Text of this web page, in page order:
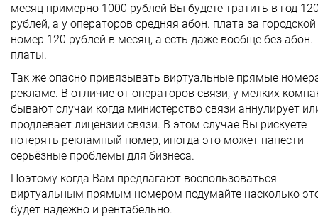
месяц примерно 1000 рублей Вы будете тратить в год
рублей, а у операторов средняя абон. плата за городской
номер 120 рублей в месяц, а есть даже вообще без абон.
платы.
Так же опасно привязывать виртуальные прямые
рекламе. В отличие от операторов связи, у мелких
бывают случаи когда министерство связи аннулирует
продлевает лицензии связи. В этом случае Вы рискуете
потерять рекламный номер, иногда это может нанести
серьёзные проблемы для бизнеса.
Поэтому когда Вам предлагают воспользоваться
виртуальным прямым номером подумайте насколько
будет надежно и рентабельно.